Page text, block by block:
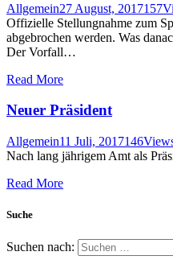
Allgemein27 August, 2017157
Offizielle Stellungnahme zum
abgebrochen werden. Was
Der Vorfall…
Read More
Neuer Präsident
Allgemein11 Juli, 2017146
Nach lang jährigem Amt als
Read More
Suche
Suchen nach: